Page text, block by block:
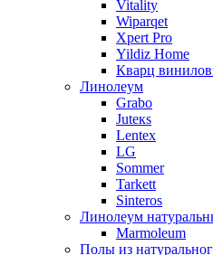
Vitality
Wiparqet
Xpert Pro
Yildiz Home
Кварц
Линолеум
Grabo
Juteкs
Lentex
LG
Sommer
Tarkett
Sinteros
Линолеум
Marmoleum
Полы из